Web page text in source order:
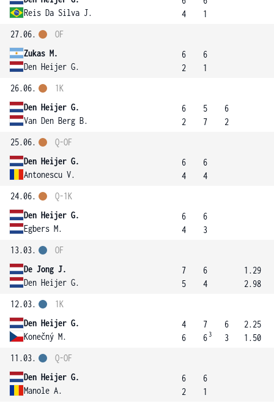
Reis Da Silva J.
4
1
27.06.
Zukas M.
Den Heijer G.
OF
6
2
6
1
26.06.
Den Heijer G.
Van Den Berg B.
1K
6
2
5
7
6
2
25.06.
Den Heijer G.
Antonescu V.
Q-OF
6
4
6
4
24.06.
Den Heijer G.
Egbers M.
Q-1K
6
4
6
3
13.03.
De Jong J.
Den Heijer G.
OF
7
5
6
4
1.29
2.98
12.03.
Den Heijer G.
Konečný M.
1K
4
6
7
6 3
6
3
2.25
1.50
11.03.
Den Heijer G.
Manole A.
Q-OF
6
2
6
1